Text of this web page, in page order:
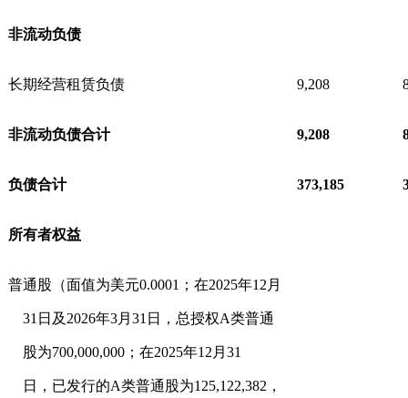
非流动负债
长期经营租赁负债 9,208
非流动负债合计 9,208
负债合计 373,185
所有者权益
普通股（面值为美元0.0001；在2025年12月
31日及2026年3月31日，总授权A类普通
股为700,000,000；在2025年12月31
日，已发行的A类普通股为125,122,382，